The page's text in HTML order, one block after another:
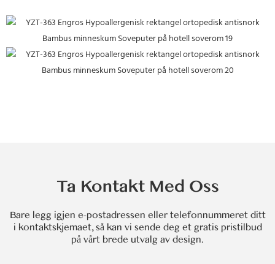
Ta Kontakt Med Oss
Bare legg igjen e-postadressen eller telefonnummeret ditt
i kontaktskjemaet, så kan vi sende deg et gratis pristilbud
på vårt brede utvalg av design.